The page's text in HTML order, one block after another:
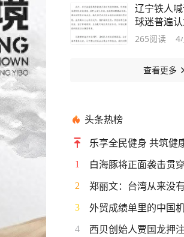
辽宁铁人喊
球迷普遍
执裁多次出
265阅读 4
查看更多
头条热榜
乐享全民健身 共筑健
1 白海豚将正面袭击贯
2 郑丽文：台湾从来没
3 外贸成绩单里的中国
4 西贝创始人贾国龙押